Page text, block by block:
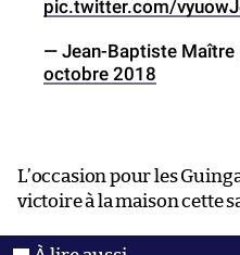
pic.twitter.com/
— Jean-Baptiste Maître
octobre 2018
L’occasion pour les
victoire à la maison cette